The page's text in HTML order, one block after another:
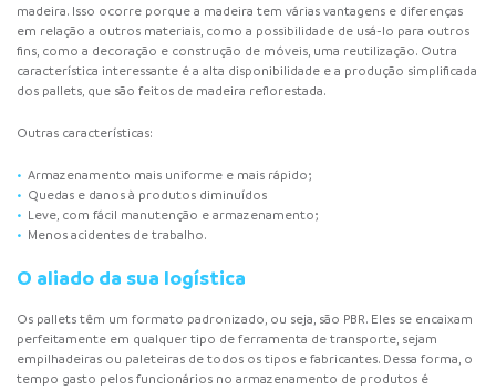
madeira. Isso ocorre porque a madeira tem várias vantagens e diferenças
em relação a outros materiais, como a possibilidade de usá-lo para outros
fins, como a decoração e construção de móveis, uma reutilização. Outra
característica interessante é a alta disponibilidade e a produção simplificada
dos pallets, que são feitos de madeira reflorestada.
Outras características:
Armazenamento mais uniforme e mais rápido;
Quedas e danos à produtos diminuídos
Leve, com fácil manutenção e armazenamento;
Menos acidentes de trabalho.
O aliado da sua logística
Os pallets têm um formato padronizado, ou seja, são PBR. Eles se encaixam
perfeitamente em qualquer tipo de ferramenta de transporte, sejam
empilhadeiras ou paleteiras de todos os tipos e fabricantes. Dessa forma, o
tempo gasto pelos funcionários no armazenamento de produtos é